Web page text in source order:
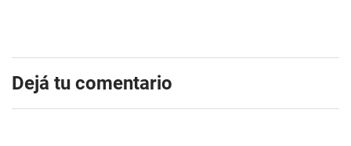
Dejá tu comentario